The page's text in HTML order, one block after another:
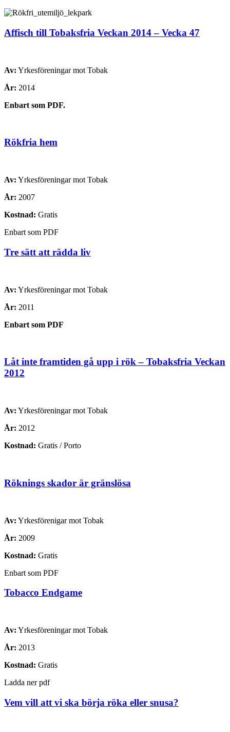
Affisch till Tobaksfria Veckan 2014 – Vecka 47
Av: Yrkesföreningar mot Tobak
År: 2014
Enbart som PDF.
Rökfria hem
Av: Yrkesföreningar mot Tobak
År: 2007
Kostnad: Gratis
Enbart som PDF
Tre sätt att rädda liv
Av: Yrkesföreningar mot Tobak
År: 2011
Enbart som PDF
Låt inte framtiden gå upp i rök – Tobaksfria Veckan
2012
Av: Yrkesföreningar mot Tobak
År: 2012
Kostnad: Gratis / Porto
Röknings skador är gränslösa
Av: Yrkesförenigar mot Tobak
År: 2009
Kostnad: Gratis
Enbart som PDF
Tobacco Endgame
Av: Yrkesföreningar mot Tobak
År: 2013
Kostnad: Gratis
Ladda ner pdf
Vem vill att vi ska börja röka eller snusa?